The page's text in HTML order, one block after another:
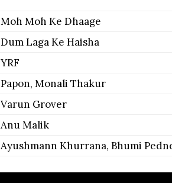
Moh Moh Ke Dhaage
Dum Laga Ke Haisha
YRF
Papon, Monali Thakur
Varun Grover
Anu Malik
Ayushmann Khurrana, Bhumi